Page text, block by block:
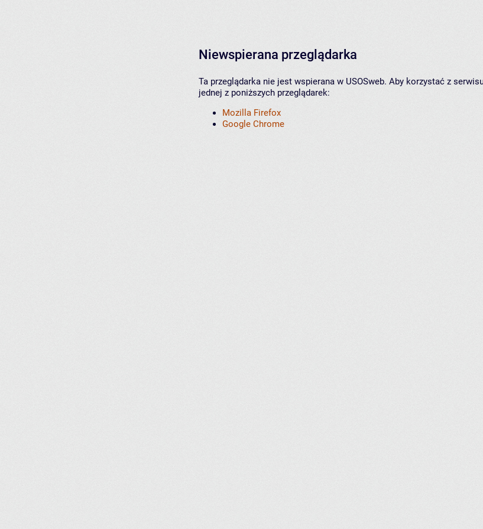
Niewspierana przeglądarka
Ta przeglądarka nie jest wspierana w USOSweb. Aby korzystać z
jednej z poniższych przeglądarek:
Mozilla Firefox
Google Chrome